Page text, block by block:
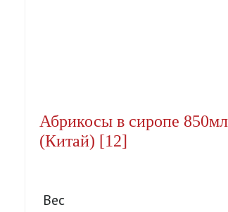
Абрикосы в сиропе
(Китай) [12]
Вес